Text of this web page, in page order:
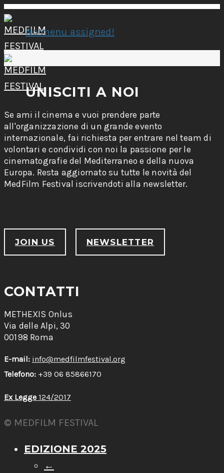
No menu assigned!
UNISCITI A NOI
Se ami il cinema e vuoi prendere parte
all'organizzazione di un grande evento
internazionale, fai richiesta per entrare nel team di
volontari e condividi con noi la passione per le
cinematografie del Mediterraneo e della nuova
Europa. Resta aggiornato su tutte le novità del
MedFilm Festival iscrivendoti alla newsletter.
JOIN US NEWSLETTER
CONTATTI
METHEXIS Onlus
Via delle Alpi, 30
00198 Roma
E-mail: info@medfilmfestival.org
Telefono: +39 06 85866170
Ex Legge 124/2017
© MEDFILM FESTIVAL
EDIZIONE 2025
←